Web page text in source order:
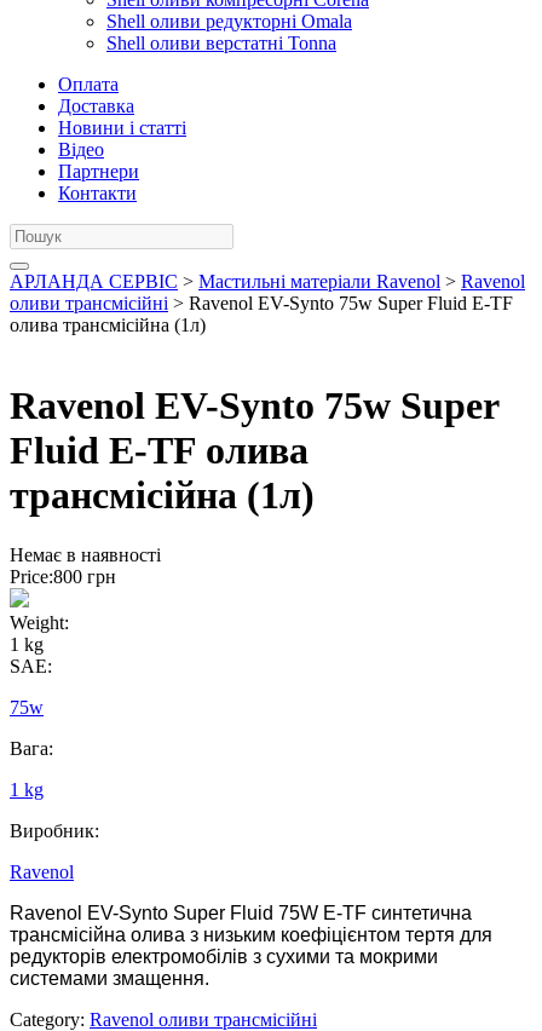
Shell оливи редукторні Omala
Shell оливи верстатні Tonna
Оплата
Доставка
Новини і статті
Відео
Партнери
Контакти
АРЛАНДА СЕРВІС > Мастильні матеріали Ravenol > Ravenol
оливи трансмісійні > Ravenol EV-Synto 75w Super Fluid E-TF
олива трансмісійна (1л)
Ravenol EV-Synto 75w Super
Fluid E-TF олива
трансмісійна (1л)
Немає в наявності
Price:800 грн
Weight:
1 kg
SAE:
75w
Вага:
1 kg
Виробник:
Ravenol
Ravenol EV-Synto Super Fluid 75W E-TF cинтетична
трансмісійна олива з низьким коефіцієнтом тертя для
редукторів електромобілів з сухими та мокрими
системами змащення.
Category: Ravenol оливи трансмісійні